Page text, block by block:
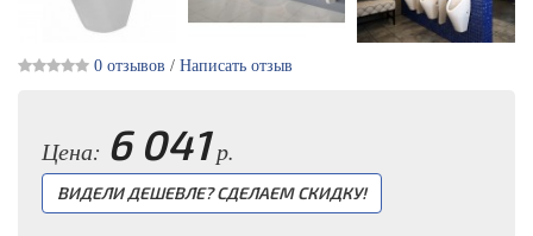
0 отзывов / Написать отзыв
Цена: 6 041р.
ВИДЕЛИ ДЕШЕВЛЕ? СДЕЛАЕМ СКИДКУ!